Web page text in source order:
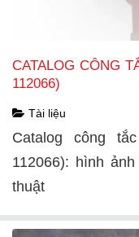
CATALOG CÔNG
112066)
Tài liệu
Catalog công
112066): hình
thuật